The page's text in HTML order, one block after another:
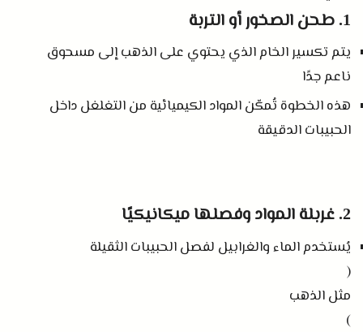
1. طحن الصخور أو التربة
يتم تكسير الخام الذي يحتوي على الذهب إلى مسحوق
ناعم جدًا
هذه الخطوة تُمكّن المواد الكيميائية من التغلغل داخل
الحبيبات الدقيقة
2. غربلة المواد وفصلها ميكانيكيًا
يُستخدم الماء والغرابيل لفصل الحبيبات الثقيلة
(
مثل الذهب
)